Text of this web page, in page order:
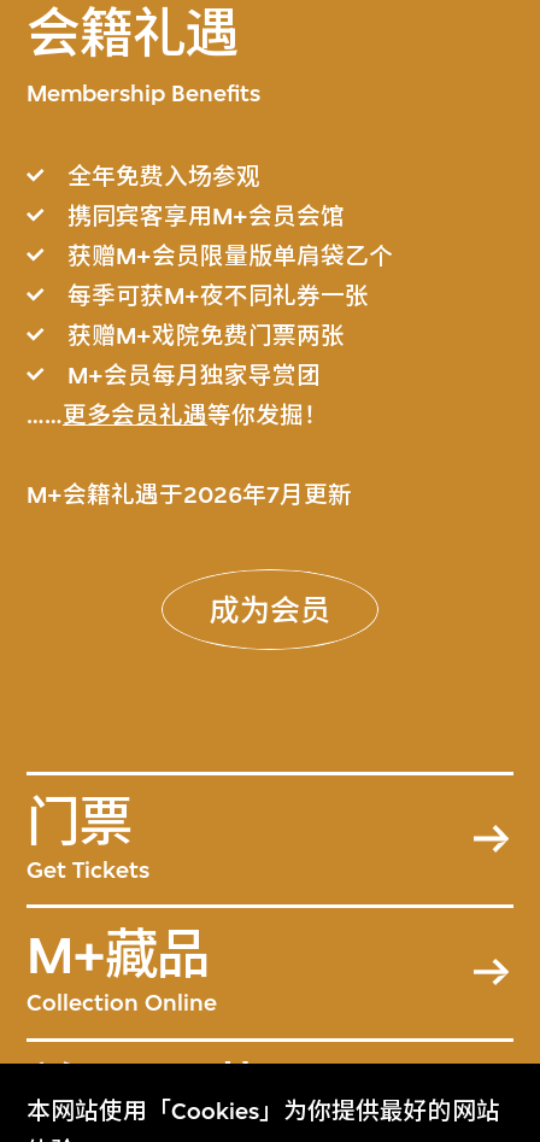
本网站使用「Cookies」为你提供最好的网站
会籍礼遇
Membership Benefits
全年免费入场参观
携同宾客享用M+会员会馆
获赠M+会员限量版单肩袋乙个
每季可获M+夜不同礼券一张
获赠M+戏院免费门票两张
M+会员每月独家导赏团
……更多会员礼遇等你发掘！
M+会籍礼遇于2026年7月更新
成为会员
门票
Get Tickets
M+藏品
Collection Online
关于M+藏品
About the Collection